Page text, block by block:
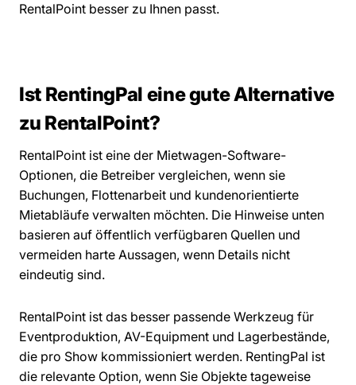
RentalPoint besser zu Ihnen passt.
Ist RentingPal eine gute Alternative
zu RentalPoint?
RentalPoint ist eine der Mietwagen-Software-
Optionen, die Betreiber vergleichen, wenn sie
Buchungen, Flottenarbeit und kundenorientierte
Mietabläufe verwalten möchten. Die Hinweise unten
basieren auf öffentlich verfügbaren Quellen und
vermeiden harte Aussagen, wenn Details nicht
eindeutig sind.
RentalPoint ist das besser passende Werkzeug für
Eventproduktion, AV-Equipment und Lagerbestände,
die pro Show kommissioniert werden. RentingPal ist
die relevante Option, wenn Sie Objekte tageweise